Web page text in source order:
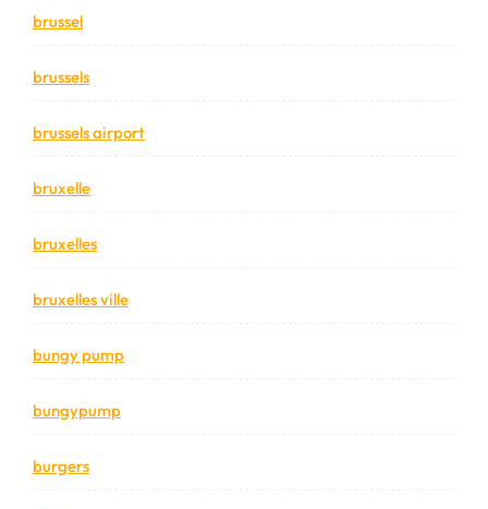
brussel
brussels
brussels airport
bruxelle
bruxelles
bruxelles ville
bungy pump
bungypump
burgers